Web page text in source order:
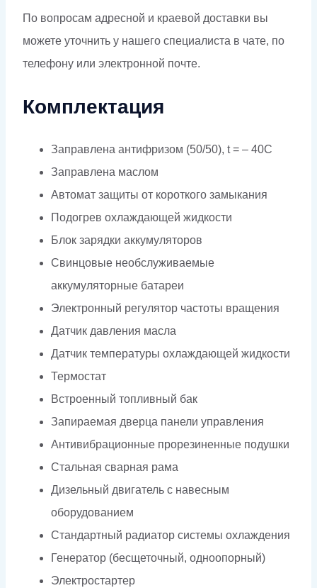
По вопросам адресной и краевой доставки вы
можете уточнить у нашего специалиста в чате, по
телефону или электронной почте.
Комплектация
Заправлена антифризом (50/50), t = – 40C
Заправлена маслом
Автомат защиты от короткого замыкания
Подогрев охлаждающей жидкости
Блок зарядки аккумуляторов
Свинцовые необслуживаемые
аккумуляторные батареи
Электронный регулятор частоты вращения
Датчик давления масла
Датчик температуры охлаждающей жидкости
Термостат
Встроенный топливный бак
Запираемая дверца панели управления
Антивибрационные прорезиненные подушки
Стальная сварная рама
Дизельный двигатель с навесным
оборудованием
Стандартный радиатор системы охлаждения
Генератор (бесщеточный, одноопорный)
Электростартер